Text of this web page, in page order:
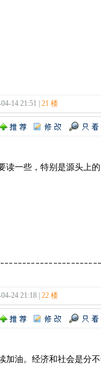
14 21:51 | 21 楼
读一些，特别是源头上
24 21:18 | 22 楼
加油。经济和社会是分